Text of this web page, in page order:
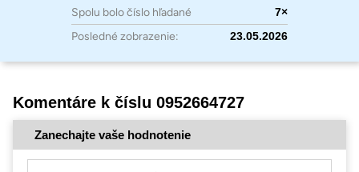
Spolu bolo číslo hľadané 7×
Posledné zobrazenie: 23.05.2026
Komentáre k číslu 0952664727
Zanechajte vaše hodnotenie